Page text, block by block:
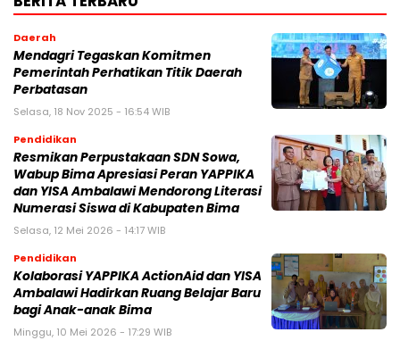
Daerah
Mendagri Tegaskan Komitmen
Pemerintah Perhatikan Titik Daerah
Perbatasan
Selasa, 18 Nov 2025 - 16:54 WIB
Pendidikan
Resmikan Perpustakaan SDN Sowa,
Wabup Bima Apresiasi Peran YAPPIKA
dan YISA Ambalawi Mendorong Literasi
Numerasi Siswa di Kabupaten Bima
Selasa, 12 Mei 2026 - 14:17 WIB
Pendidikan
Kolaborasi YAPPIKA ActionAid dan YISA
Ambalawi Hadirkan Ruang Belajar Baru
bagi Anak-anak Bima
Minggu, 10 Mei 2026 - 17:29 WIB